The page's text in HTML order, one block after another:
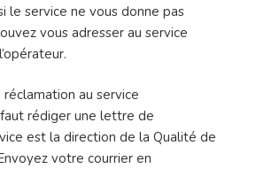
le service ne vous donne pas
vous adresser au service
au service
rédiger une lettre de
est la direction de la Qualité de
votre courrier en